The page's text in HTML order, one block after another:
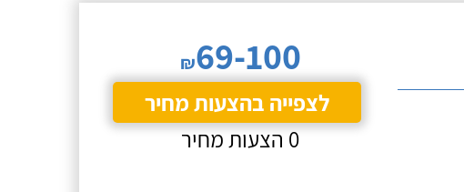
₪69-100
לצפייה בהצעות מחיר
0 הצעות מחיר